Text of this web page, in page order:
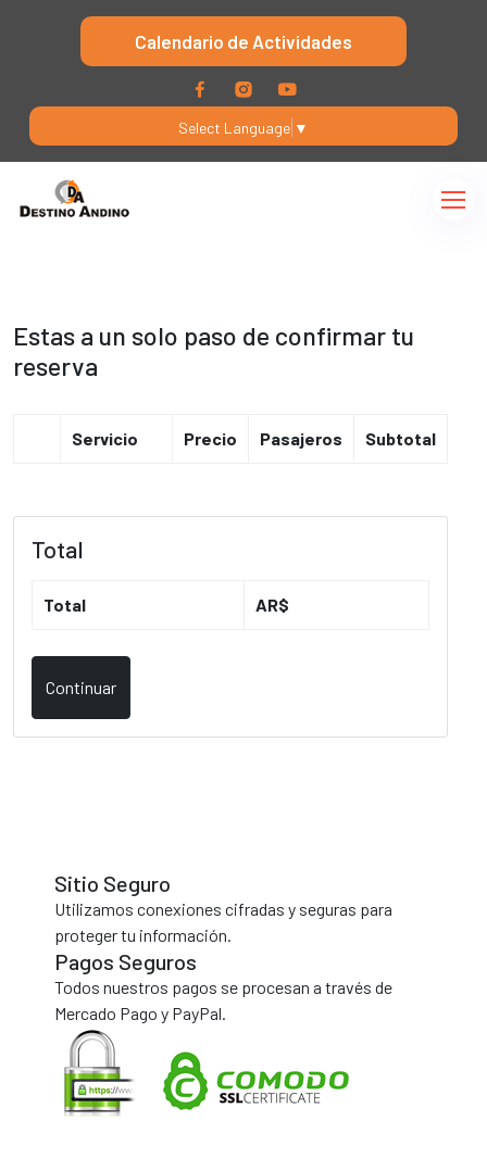
Calendario de Actividades
Select Language ▼
Estas a un solo paso de confirmar tu
reserva
Servicio Precio Pasajeros Subtotal
Total
Total AR$
Continuar
Sitio Seguro
Utilizamos conexiones cifradas y seguras para
proteger tu información.
Pagos Seguros
Todos nuestros pagos se procesan a través de
Mercado Pago y PayPal.